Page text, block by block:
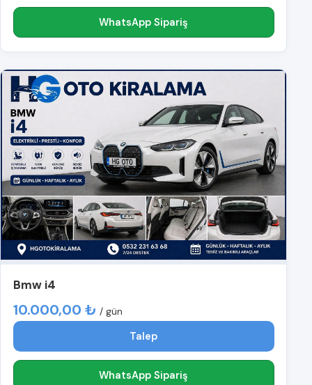
WhatsApp Sipariş
Bmw i4
10.000,00 ₺ / gün
Talep
WhatsApp Sipariş